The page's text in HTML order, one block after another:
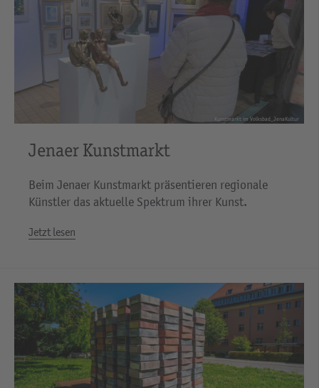
Kunstmarkt im Volksbad_JenaKultur
Jenaer Kunstmarkt
Beim Jenaer Kunstmarkt präsentieren regionale
Künstler das aktuelle Spektrum ihrer Kunst.
Jetzt lesen